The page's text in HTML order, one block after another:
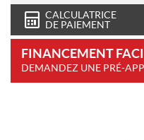
CALCULATRICE
DE PAIEMENT
FINANCEMENT
DEMANDEZ UNE PRÉ-